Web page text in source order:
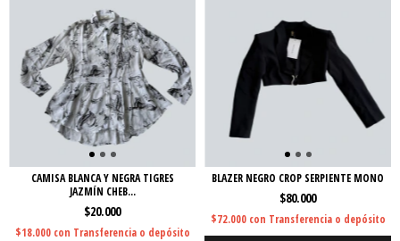
CAMISA BLANCA Y NEGRA TIGRES
JAZMÍN CHEB...
$20.000
$18.000 con Transferencia o depósito
BLAZER NEGRO CROP SERPIENTE MONO
$80.000
$72.000 con Transferencia o depósito